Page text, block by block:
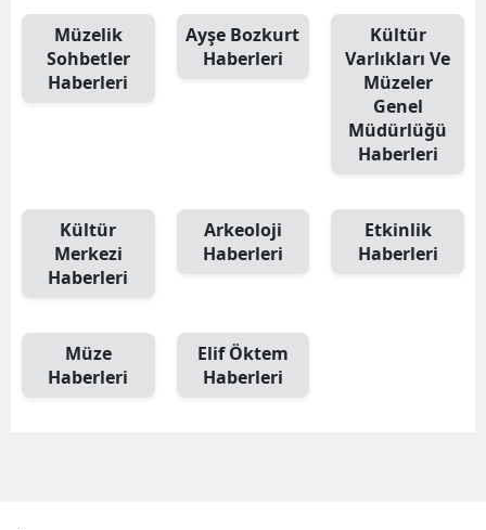
Eskişehir
Gaziantep
Hatay
Mersin
İstanbul
Müzelik
Sohbetler
Haberleri
Ayşe Bozkurt
Haberleri
Kültür
Varlıkları Ve
Müzeler
Genel
Müdürlüğü
Haberleri
Kültür
Merkezi
Haberleri
Arkeoloji
Haberleri
Etkinlik
Haberleri
Müze
Haberleri
Elif Öktem
Haberleri